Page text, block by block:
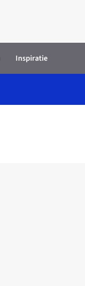
Inspiratie